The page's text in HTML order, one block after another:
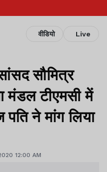
वीडियो Live
सौमित्र
मंडल टीएमसी में
पति ने मांग लिया
12:00 AM